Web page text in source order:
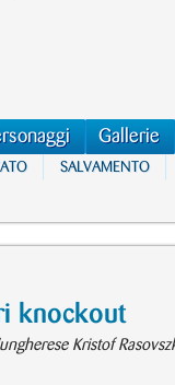
Gallerie
SALVAMENTO
knockout
Kristof